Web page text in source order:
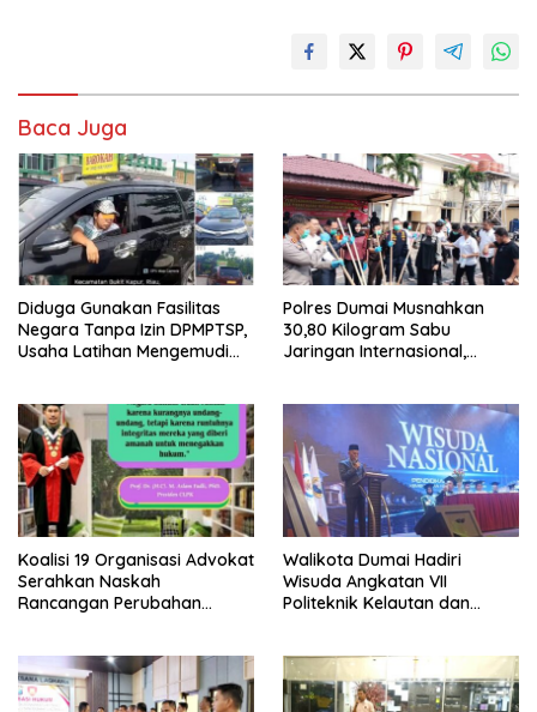
Baca Juga
Diduga Gunakan Fasilitas
Negara Tanpa Izin DPMPTSP,
Usaha Latihan Mengemudi
Polres Dumai Musnahkan
30,80 Kilogram Sabu
Jaringan Internasional,
Koalisi 19 Organisasi Advokat
Serahkan Naskah
Rancangan Perubahan
RI
Walikota Dumai Hadiri
Wisuda Angkatan VII
Politeknik Kelautan dan